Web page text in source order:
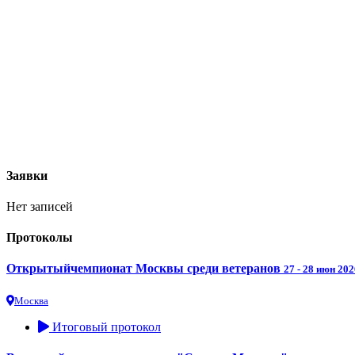
Заявки
Нет записей
Протоколы
Открытыйчемпионат Москвы среди ветеранов 27 - 28 июн
Москва
Итоговый протокол